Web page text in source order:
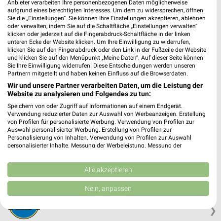
TEDi Angebote in Vilseck
Vilseck, Deutschland
342,28 km
❯
TEDi Angebote in Weidenberg
Anbieter verarbeiten Ihre personenbezogenen Daten möglicherweise
aufgrund eines berechtigten Interesses. Um dem zu widersprechen, öffnen
Sie die „Einstellungen“. Sie können Ihre Einstellungen akzeptieren, ablehnen
oder verwalten, indem Sie auf die Schaltfläche „Einstellungen verwalten“
klicken oder jederzeit auf die Fingerabdruck-Schaltfläche in der linken
unteren Ecke der Website klicken. Um Ihre Einwilligung zu widerrufen,
klicken Sie auf den Fingerabdruck oder den Link in der Fußzeile der Website
und klicken Sie auf den Menüpunkt „Meine Daten“. Auf dieser Seite können
Sie Ihre Einwilligung widerrufen. Diese Entscheidungen werden unseren
Partnern mitgeteilt und haben keinen Einfluss auf die Browserdaten.
Wir und unsere Partner verarbeiten Daten, um die Leistung der
Website zu analysieren und Folgendes zu tun:
Speichern von oder Zugriff auf Informationen auf einem Endgerät.
Verwendung reduzierter Daten zur Auswahl von Werbeanzeigen. Erstellung
von Profilen für personalisierte Werbung. Verwendung von Profilen zur
Auswahl personalisierter Werbung. Erstellung von Profilen zur
Personalisierung von Inhalten. Verwendung von Profilen zur Auswahl
personalisierter Inhalte. Messung der Werbeleistung. Messung der
Kombinationen von Daten aus verschiedenen Quellen. Entwicklung und
Verbesserung der Angebote. Verwendung reduzierter Daten zur Auswahl
von Inhalten.
Daten können außerhalb der Europäischen Union weitergegeben und in die
USA gesendet werden.
Website/App.
Alle akzeptieren
Nein, anpassen